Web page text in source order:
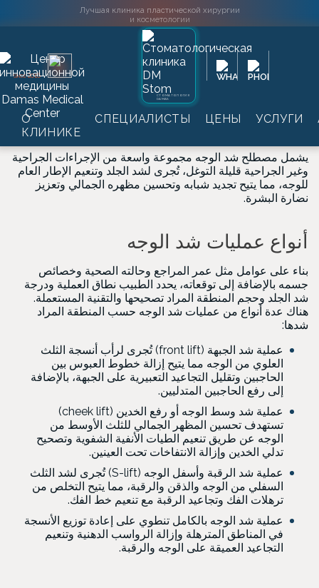
Лучшая клиника пластической хирургии
и косметологии
SINCE2016
СТОМАТОЛОГИЯ
DAMAS
О
КЛИНИКЕ
СПЕЦИАЛИСТЫ ЦЕНЫ УСЛУГИ
Главная →Услуги Пластическая хирургия →
Подтяжка
лица →شد الوجه
شد الوجه
يشمل مصطلح شد الوجه مجموعة واسعة من الإجراءات الجراحية
وغير الجراحية قليلة التوغل، تُجرى لشد الجلد وتنعيم الإطار العام
للوجه، مما يتيح تجديد شبابه وتحسين مظهره الجمالي وتعزيز
نضارة البشرة.
أنواع عمليات شد الوجه
بناء على عوامل مثل عمر المراجع وحالته الصحية وخصائص
جسمه بالإضافة إلى توقعاته، يحدد الطبيب نطاق العملية ودرجة
شد الجلد وحجم المنطقة المراد تصحيحها والتقنية المستعملة.
هناك عدة أنواع من عمليات شد الوجه حسب المنطقة المراد
شدها:
عملية شد الجبهة (front lift) تُجرى لرأب أنسجة الثلث
العلوي من الوجه مما يتيح إزالة خطوط العبوس بين
الحاجبين وتقليل التجاعيد التعبيرية على الجبهة، بالإضافة
إلى رفع الحاجبين المتدليين.
عملية شد وسط الوجه أو رفع الخدين (cheek lift)
تستهدف تحسين المظهر الجمالي للثلث الأوسط من
الوجه عن طريق تنعيم الطيات الأنفية الشفوية وتصحيح
تدلي الخدين وإزالة الانتفاخات تحت العينين.
عملية شد الرقبة وأسفل الوجه (S-lift) تُجرى لشد الثلث
السفلي من الوجه والذقن والرقبة، مما يتيح التخلص من
ترهلات الفك وتجاعيد الرقبة مع تنعيم خط الفك.
عملية شد الوجه بالكامل تنطوي على إعادة توزيع الأنسجة
في المناطق المترهلة وإزالة الرواسب الدهنية وتنعيم
التجاعيد العميقة على الوجه والرقبة.